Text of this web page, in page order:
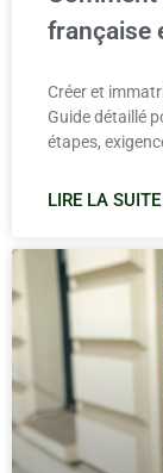
française
Créer et
Guide détaillé
étapes,
LIRE LA